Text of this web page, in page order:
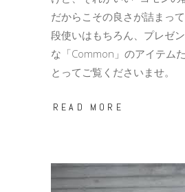
だからこその良さが詰ま
段使いはもちろん、プレゼ
な「Common」のアイテム
とってご覧くださいませ。
READ MORE